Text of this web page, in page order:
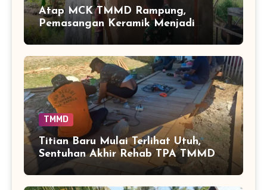
Atap MCK TMMD Rampung,
Pemasangan Keramik Menjadi
Sentuhan Akhir Fasilitas Sanitasi di
Tamban Bangun
TMMD
Titian Baru Mulai Terlihat Utuh,
Sentuhan Akhir Rehab TPA TMMD
Perkuat Akses Warga di Tamban
Bangun